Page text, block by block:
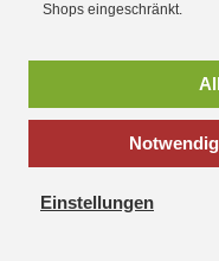
Corona Net Online Shop
Shops eingeschränkt.
Einstellungen